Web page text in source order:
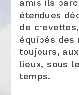
amis ils
étendues
de
équipés des
toujours,
lieux, sous
temps.